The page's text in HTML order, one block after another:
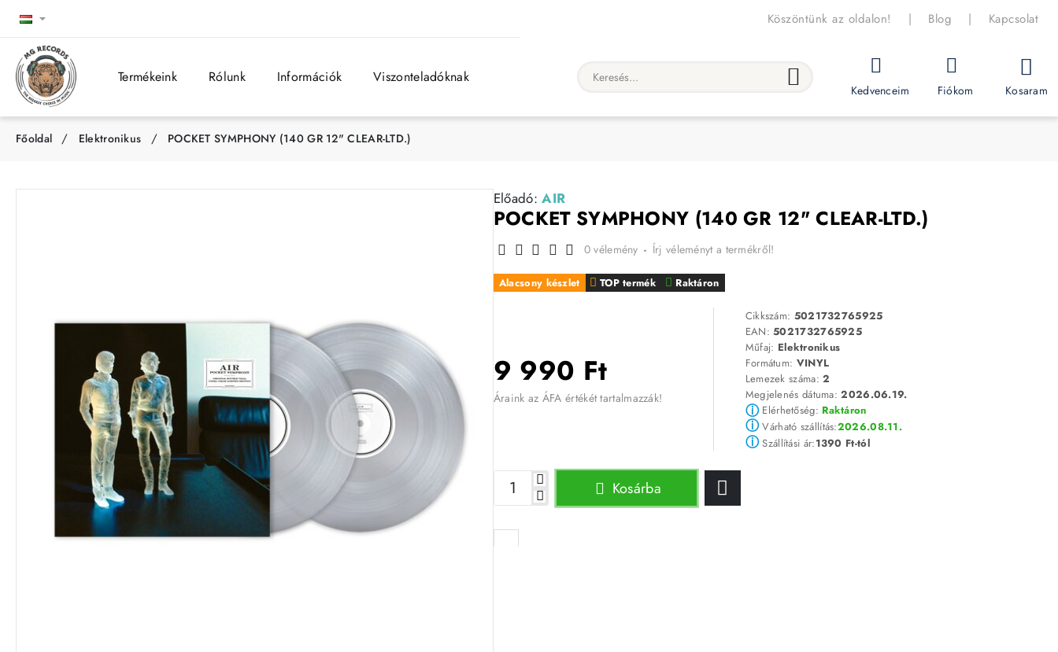
Köszöntünk az oldalon! | Blog | Kapcsolat
Termékeink Rólunk Információk Viszonteladóknak Keresés...
Kedvenceim Fiókom Kosaram
Elektronikus POCKET SYMPHONY (140 GR 12" CLEAR-LTD.)
Előadó:AIR
POCKET SYMPHONY (140 GR 12" CLEAR-LTD.)
TOP termék Raktáron
Alacsony készlet
0 vélemény - Írj véleményt a termékről!
9 990 Ft
Áraink az ÁFA értékét tartalmazzák!
Cikkszám: 5021732765925
EAN:5021732765925
Műfaj: Elektronikus
Formátum: VINYL
Lemezek száma:2
Megjelenés dátuma:2026.06.19.
ⓘElérhetőség: Raktáron
ⓘVárható szállítás:2026.08.11.
ⓘSzállítási ár:1390 Ft-tól
Kosárba